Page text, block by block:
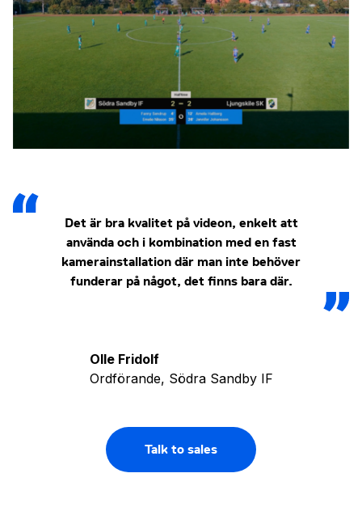
Det är bra kvalitet på videon, enkelt att
använda och i kombination med en fast
kamerainstallation där man inte behöver
funderar på något, det finns bara där.
Olle Fridolf
Ordförande, Södra Sandby IF
Talk to sales